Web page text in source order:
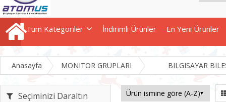
Tüm Kategoriler İndirimli Ürünler En Yeni Ürünler
Anasayfa MONITOR GRUPLARI BILGISAYAR
Seçiminizi Daraltın